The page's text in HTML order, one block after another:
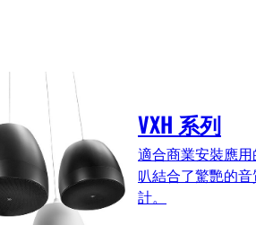
VXH 系列
適合商業安裝應
叭結合了驚艷的
計。